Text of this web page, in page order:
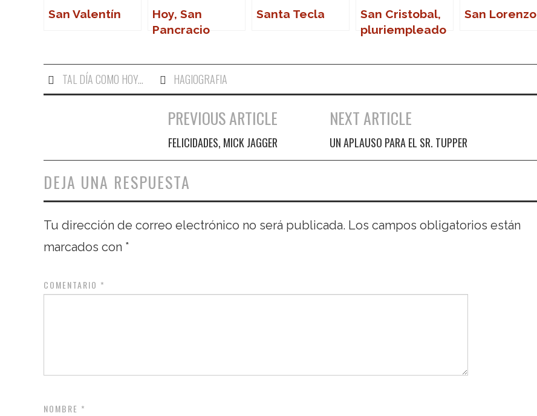
San Valentín
Hoy, San
Pancracio
Santa Tecla
San Cristobal,
pluriempleado
San Lorenzo
TAL DÍA COMO HOY... HAGIOGRAFIA
Navegación de entradas
PREVIOUS ARTICLE
FELICIDADES, MICK JAGGER
NEXT ARTICLE
UN APLAUSO PARA EL SR. TUPPER
DEJA UNA RESPUESTA
Tu dirección de correo electrónico no será publicada. Los campos obligatorios están
marcados con *
COMENTARIO *
NOMBRE *